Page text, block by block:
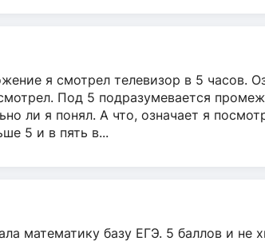
я смотрел телевизор в 5 часов.
Под 5 подразумевается
ли я понял. А что, означает я
5 и в пять в...
математику базу ЕГЭ. 5 баллов и не